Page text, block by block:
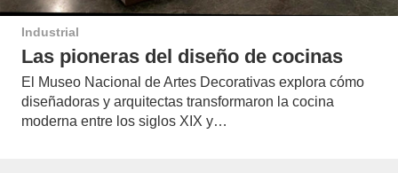
Industrial
Las pioneras del diseño de cocinas
El Museo Nacional de Artes Decorativas explora cómo
diseñadoras y arquitectas transformaron la cocina
moderna entre los siglos XIX y…